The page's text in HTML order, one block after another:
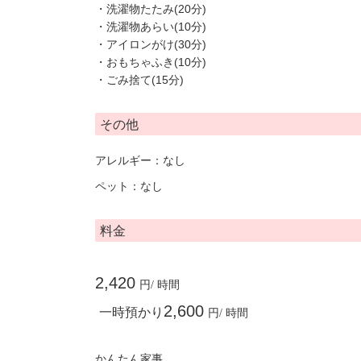
・洗濯物たたみ(20分)
・洗濯物あらい(10分)
・アイロンがけ(30分)
・おもちゃふき(10分)
・ごみ捨て(15分)
その他
アレルギー：なし
ペット：なし
料金
2,420 円/ 時間
一時預かり 2,600 円/ 時間